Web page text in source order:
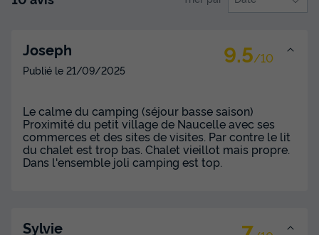
Annulation gratuite
Terrasse couverte Animaux autorisés *
Cafetière
Chaise longue
Lave-vaisselle
+ 7
du14/09/2026
Joseph 9.5/10
Publié le 21/09/2025
Le calme du camping (séjour basse saison)
Proximité du petit village de Naucelle avec ses
commerces et des sites de visites. Par contre le lit
du chalet est trop bas. Chalet vieillot mais propre.
Dans l'ensemble joli camping est top.
Sylvie